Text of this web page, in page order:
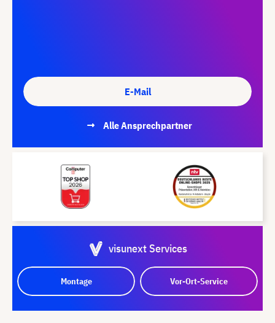
E-Mail
Alle Ansprechpartner
visunext Services
Montage Vor-Ort-Service